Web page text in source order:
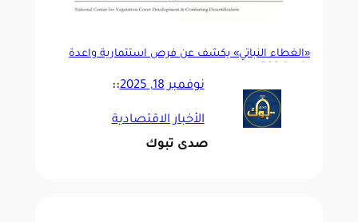
«الغطاء النباتي» يكشف عن فرص استثمارية واعدة
نوفمبر 18, 2025 ::
الأخبار الاقتصادية
صدى تبوك